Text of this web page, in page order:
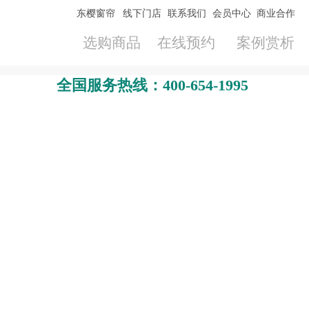
东樱窗帘 线下门店 联系我们 会员中心 商业合作
选购商品 在线预约 案例赏析
全国服务热线：400-654-1995